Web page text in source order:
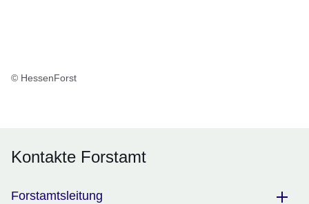
© HessenForst
Kontakte Forstamt
Forstamtsleitung